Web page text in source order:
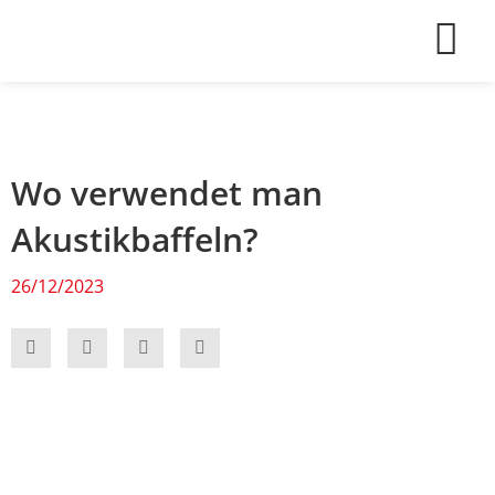
Wo verwendet man
Akustikbaffeln?
26/12/2023